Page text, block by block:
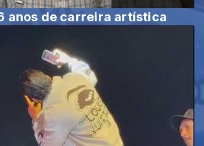
anos de carreira artística